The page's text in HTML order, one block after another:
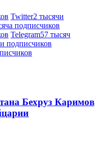
Twitter2 тысячи
подписчиков
Telegram57 тысяч
подписчиков
Бехруз Каримов